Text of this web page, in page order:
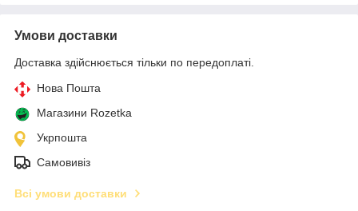
Умови доставки
Доставка здійснюється тільки по передоплаті.
Нова Пошта
Магазини Rozetka
Укрпошта
Самовивіз
Всі умови доставки